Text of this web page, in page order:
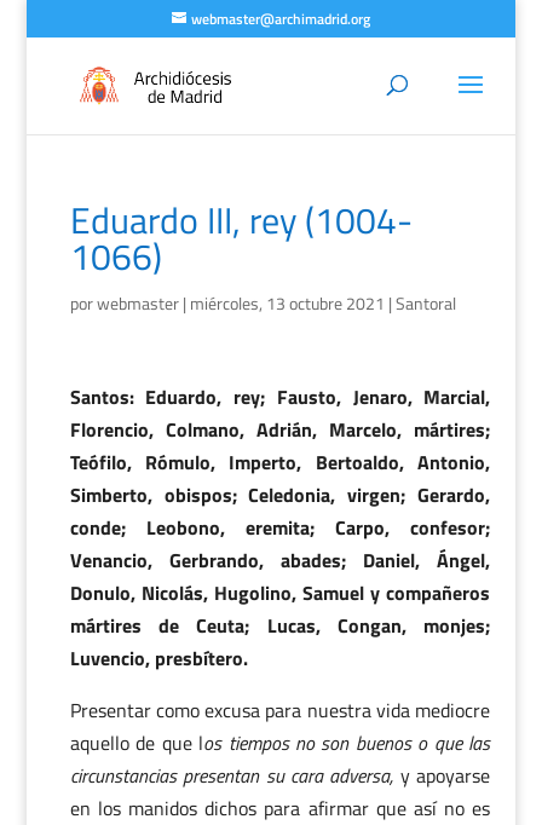
webmaster@archimadrid.org
Eduardo III, rey (1004-
1066)
porwebmaster| miércoles, 13 octubre 2021 |Santoral
Santos: Eduardo, rey; Fausto, Jenaro, Marcial,
Florencio, Colmano, Adrián, Marcelo, mártires;
Teófilo, Rómulo, Imperto, Bertoaldo, Antonio,
Simberto, obispos; Celedonia, virgen; Gerardo,
conde; Leobono, eremita; Carpo, confesor;
Venancio, Gerbrando, abades; Daniel, Ángel,
Donulo, Nicolás, Hugolino, Samuel y compañeros
mártires de Ceuta; Lucas, Congan, monjes;
Luvencio, presbítero.
Presentar como excusa para nuestra vida mediocre
aquello de que los tiempos no son buenos o que las
circunstancias presentan su cara adversa, y apoyarse
en los manidos dichos para afirmar que así no es